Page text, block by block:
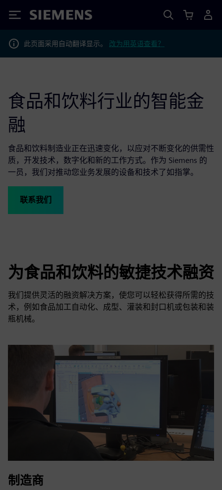
Siemens
此页面采用自动翻译显示。 改为用英语查看？
食品和饮料行业的智能金
融
食品和饮料制造业正在迅速变化，以应对不断变化的供需性
质，开发技术，数字化和新的工作方式。作为 Siemens 的
一员，我们对推动您业务发展的设备和技术了如指掌。
联系我们
为食品和饮料的敏捷技术融资
我们提供灵活的融资解决方案，使您可以轻松获得所需的技
术，例如食品加工自动化、成型、灌装和封口机或包装和装
瓶机械。
制造商